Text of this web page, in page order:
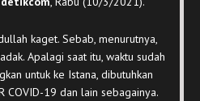
kaget. Sebab, menurutnya,
Apalagi saat itu, waktu sudah
untuk ke Istana, dibutuhkan
COVID-19 dan lain sebagainya.